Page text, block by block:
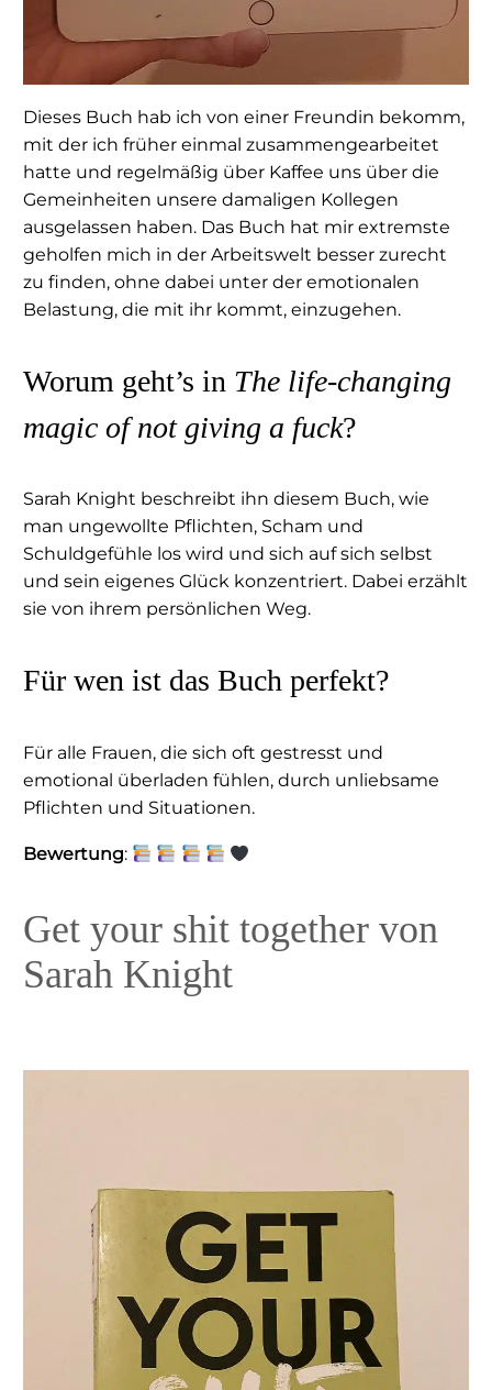
Dieses Buch hab ich von einer Freundin bekomm,
mit der ich früher einmal zusammengearbeitet
hatte und regelmäßig über Kaffee uns über die
Gemeinheiten unsere damaligen Kollegen
ausgelassen haben. Das Buch hat mir extremste
geholfen mich in der Arbeitswelt besser zurecht
zu finden, ohne dabei unter der emotionalen
Belastung, die mit ihr kommt, einzugehen.
Worum geht’s in The life-changing
magic of not giving a fuck?
Sarah Knight beschreibt ihn diesem Buch, wie
man ungewollte Pflichten, Scham und
Schuldgefühle los wird und sich auf sich selbst
und sein eigenes Glück konzentriert. Dabei erzählt
sie von ihrem persönlichen Weg.
Für wen ist das Buch perfekt?
Für alle Frauen, die sich oft gestresst und
emotional überladen fühlen, durch unliebsame
Pflichten und Situationen.
Bewertung:
Get your shit together von
Sarah Knight